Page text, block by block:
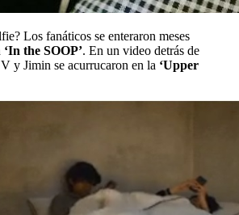
Los fanáticos se enteraron meses
‘In the SOOP’. En un video detrás de
y Jimin se acurrucaron en la ‘Upper